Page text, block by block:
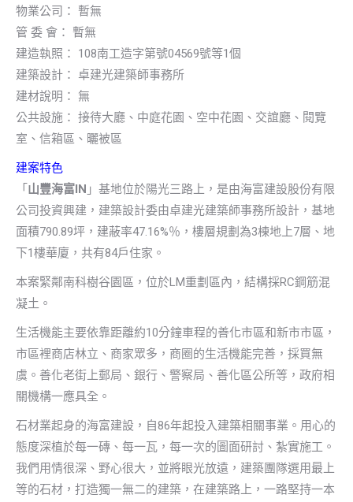
物業公司： 暫無
管 委 會： 暫無
建造執照： 108南工造字第號04569號等1個
建築設計： 卓建光建築師事務所
建材說明： 無
公共設施： 接待大廳、中庭花園、空中花園、交誼廳、閱覽
室、信箱區、曬被區
建案特色
「 山豐海富IN 」基地位於陽光三路上，是由海富建設股份有限
公司投資興建，建築設計委由卓建光建築師事務所設計，基地
面積790.89坪，建蔽率47.16%％，樓層規劃為3棟地上7層、地
下1樓華廈，共有84戶住家。
本案緊鄰南科樹谷園區，位於LM重劃區內，結構採RC鋼筋混
凝土。
生活機能主要依靠距離約10分鐘車程的善化市區和新市市區，
市區裡商店林立、商家眾多，商圈的生活機能完善，採買無
虞。善化老街上郵局、銀行、警察局、善化區公所等，政府相
關機構一應具全。
石材業起身的海富建設，自86年起投入建築相關事業。用心的
態度深植於每一磚、每一瓦，每一次的圖面研討、紮實施工。
我們用情很深、野心很大，並將眼光放遠，建築團隊選用最上
等的石材，打造獨一無二的建築，在建築路上，一路堅持一本